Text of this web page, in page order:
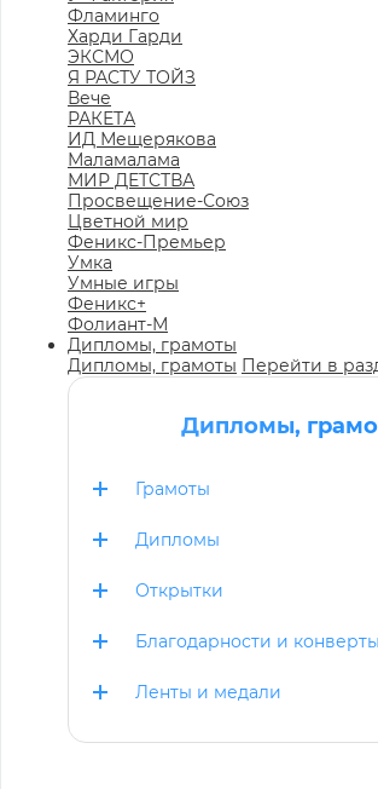
Фламинго
Харди Гарди
ЭКСМО
Я РАСТУ ТОЙЗ
Вече
РАКЕТА
ИД Мещерякова
Маламалама
МИР ДЕТСТВА
Просвещение-Союз
Цветной мир
Феникс-Премьер
Умка
Умные игры
Феникс+
Фолиант-М
Дипломы, грамоты
Дипломы, грамоты Перейти в
Дипломы,
Грамоты
Дипломы
Открытки
Благодарности и конверты
Ленты и медали